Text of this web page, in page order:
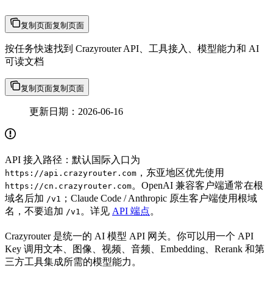
复制页面复制页面
按任务快速找到 Crazyrouter API、工具接入、模型能力和 AI
可读文档
复制页面复制页面
更新日期：2026-06-16
API 接入路径：默认国际入口为
https://api.crazyrouter.com ，东亚地区优先使用
https://cn.crazyrouter.com。OpenAI 兼容客户端通常在根
域名后加 /v1
；Claude Code / Anthropic 原生客户端使用根域
名，不要追加 /v1 。详见 API 端点。
Crazyrouter 是统一的 AI 模型 API 网关。你可以用一个 API
Key 调用文本、图像、视频、音频、Embedding、Rerank 和第
三方工具集成所需的模型能力。